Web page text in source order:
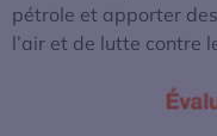
pétrole et apporter
l’air et de lutte contre